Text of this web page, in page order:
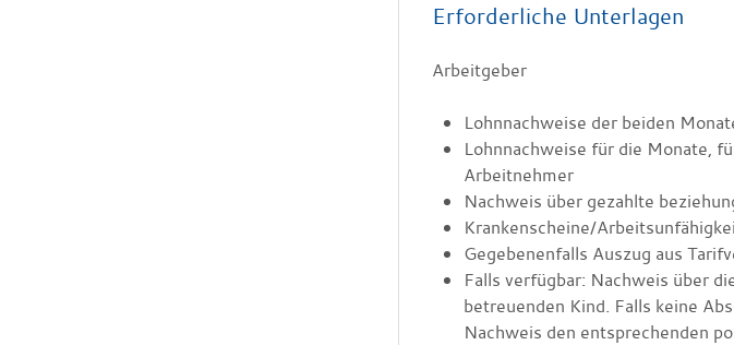
Erforderliche Unterlagen
Arbeitgeber
Lohnnachweise der beiden
Lohnnachweise für die Monate,
Arbeitnehmer
Nachweis über gezahlte
Krankenscheine/
Gegebenenfalls Auszug aus
Falls verfügbar: Nachweis über
betreuenden Kind. Falls keine
Nachweis den entsprechenden